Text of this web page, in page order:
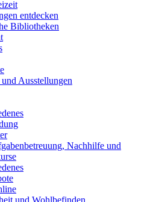
entdecken
Bibliotheken
Ausstellungen
Nachhilfe und
und Wohlbefinden